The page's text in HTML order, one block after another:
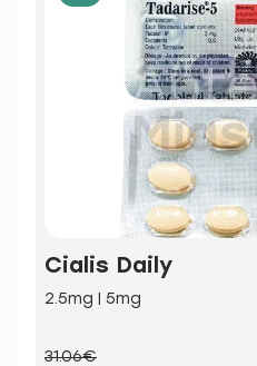
Cialis Daily
2.5mg | 5mg
31.06€